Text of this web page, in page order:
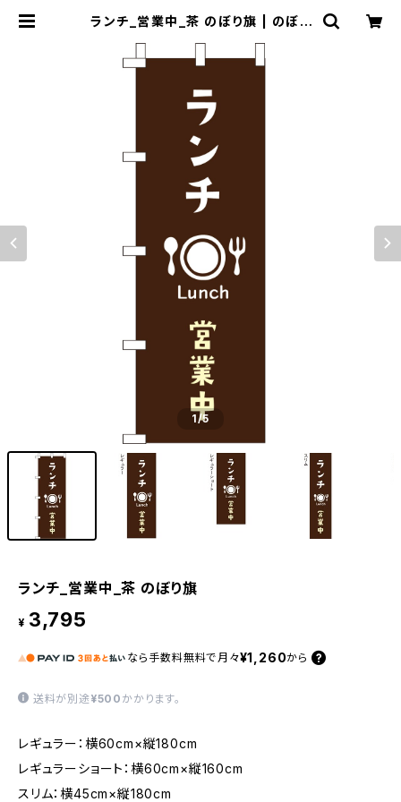
ランチ_営業中_茶 のぼり旗 | のぼり
1/5
ランチ_営業中_茶 のぼり旗
¥ 3,795
なら 手数料無料で 月々¥1,260から
送料が別途 ¥500 かかります。
レギュラー：横60cm×縦180cm
レギュラーショート：横60cm×縦160cm
スリム：横45cm×縦180cm